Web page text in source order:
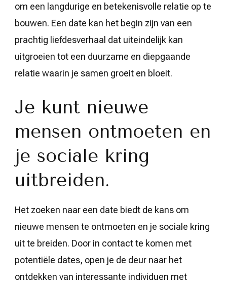
om een langdurige en betekenisvolle relatie op te
bouwen. Een date kan het begin zijn van een
prachtig liefdesverhaal dat uiteindelijk kan
uitgroeien tot een duurzame en diepgaande
relatie waarin je samen groeit en bloeit.
Je kunt nieuwe
mensen ontmoeten en
je sociale kring
uitbreiden.
Het zoeken naar een date biedt de kans om
nieuwe mensen te ontmoeten en je sociale kring
uit te breiden. Door in contact te komen met
potentiële dates, open je de deur naar het
ontdekken van interessante individuen met